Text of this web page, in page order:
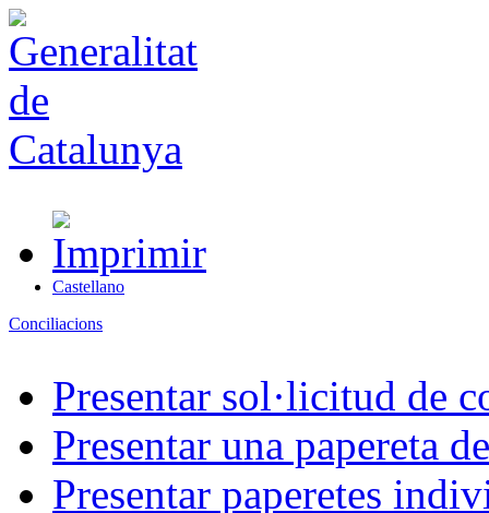
Castellano
Conciliacions
Presentar sol·licitud de
Presentar una papereta
Presentar paperetes